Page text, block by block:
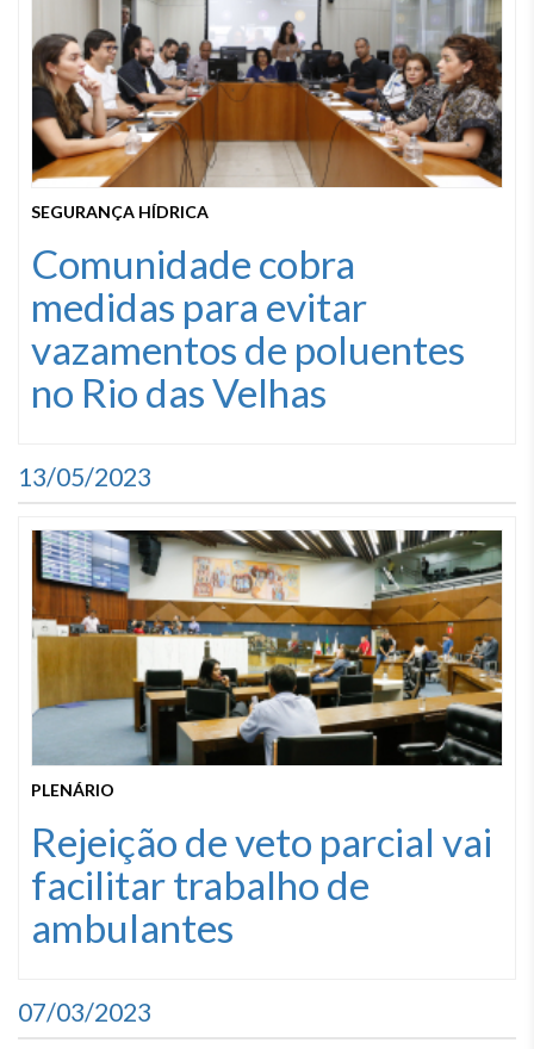
SEGURANÇA HÍDRICA
Comunidade cobra
medidas para evitar
vazamentos de poluentes
no Rio das Velhas
13/05/2023
PLENÁRIO
Rejeição de veto parcial vai
facilitar trabalho de
ambulantes
07/03/2023